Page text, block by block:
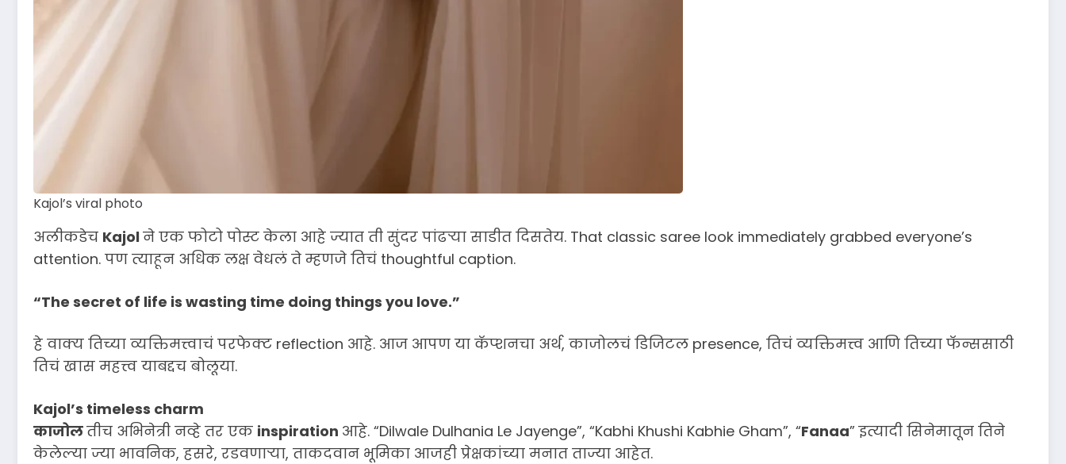
Kajol’s viral photo
अलीकडेच Kajolने एक फोटो पोस्ट केला आहे ज्यात ती सुंदर पांढऱ्या साडीत दिसतेय. That classic saree look immediately grabbed everyone’s
attention. पण त्याहून अधिक लक्ष वेधलं ते म्हणजे तिचं thoughtful caption.
“The secret of life is wasting time doing things you love.”
हे वाक्य तिच्या व्यक्तिमत्त्वाचं परफेक्ट reflection आहे. आज आपण या कॅप्शनचा अर्थ, काजोलचं डिजिटल presence, तिचं व्यक्तिमत्त्व आणि तिच्या फॅन्ससाठी
तिचं खास महत्त्व याबद्दच बोलूया.
Kajol’s timeless charm
काजोलतीच अभिनेत्री नव्हे तर एक inspiration आहे. “Dilwale Dulhania Le Jayenge”, “Kabhi Khushi Kabhie Gham”, “Fanaa” इत्यादी सिनेमातून तिने
केलेल्या ज्या भावनिक, हसरे, रडवणार्‍या, ताकदवान भूमिका आजही प्रेक्षकांच्या मनात ताज्या आहेत.